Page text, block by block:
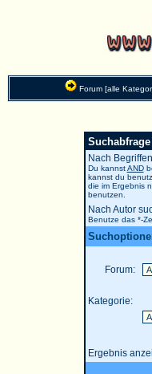
Forum [alle
Suchabfrage
Nach
Du kannstAND
kannst du
die im Ergebnis
benutzen.
Nach Autor
Benutze das *-
Forum:
Kategorie:
Ergebnis